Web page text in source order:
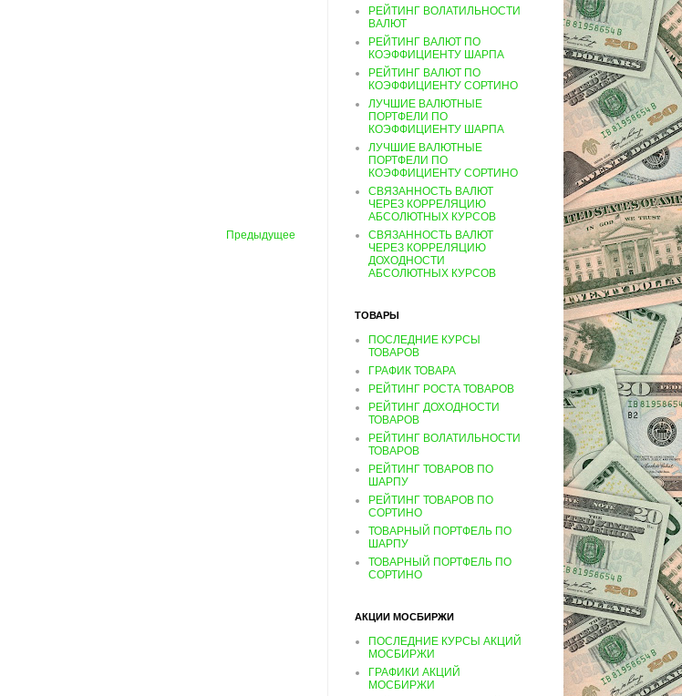
Предыдущее
РЕЙТИНГ ВОЛАТИЛЬНОСТИ
ВАЛЮТ
РЕЙТИНГ ВАЛЮТ ПО
КОЭФФИЦИЕНТУ ШАРПА
РЕЙТИНГ ВАЛЮТ ПО
КОЭФФИЦИЕНТУ СОРТИНО
ЛУЧШИЕ ВАЛЮТНЫЕ
ПОРТФЕЛИ ПО
КОЭФФИЦИЕНТУ ШАРПА
ЛУЧШИЕ ВАЛЮТНЫЕ
ПОРТФЕЛИ ПО
КОЭФФИЦИЕНТУ СОРТИНО
СВЯЗАННОСТЬ ВАЛЮТ
ЧЕРЕЗ КОРРЕЛЯЦИЮ
АБСОЛЮТНЫХ КУРСОВ
СВЯЗАННОСТЬ ВАЛЮТ
ЧЕРЕЗ КОРРЕЛЯЦИЮ
ДОХОДНОСТИ
АБСОЛЮТНЫХ КУРСОВ
ТОВАРЫ
ПОСЛЕДНИЕ КУРСЫ
ТОВАРОВ
ГРАФИК ТОВАРА
РЕЙТИНГ РОСТА ТОВАРОВ
РЕЙТИНГ ДОХОДНОСТИ
ТОВАРОВ
РЕЙТИНГ ВОЛАТИЛЬНОСТИ
ТОВАРОВ
РЕЙТИНГ ТОВАРОВ ПО
ШАРПУ
РЕЙТИНГ ТОВАРОВ ПО
СОРТИНО
ТОВАРНЫЙ ПОРТФЕЛЬ ПО
ШАРПУ
ТОВАРНЫЙ ПОРТФЕЛЬ ПО
СОРТИНО
АКЦИИ МОСБИРЖИ
ПОСЛЕДНИЕ КУРСЫ АКЦИЙ
МОСБИРЖИ
ГРАФИКИ АКЦИЙ
МОСБИРЖИ